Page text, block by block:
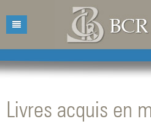
Accueil
Présentation
Catalogue
Livres acquis en